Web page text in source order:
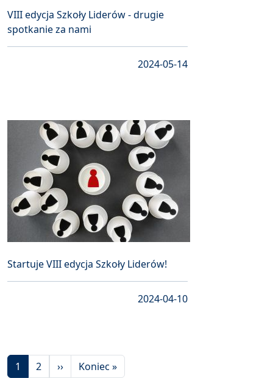
VIII edycja Szkoły Liderów - drugie
spotkanie za nami
2024-05-14
Startuje VIII edycja Szkoły Liderów!
2024-04-10
Stronicowanie
1 2 ››Następna strona
Koniec »Ostatnia strona